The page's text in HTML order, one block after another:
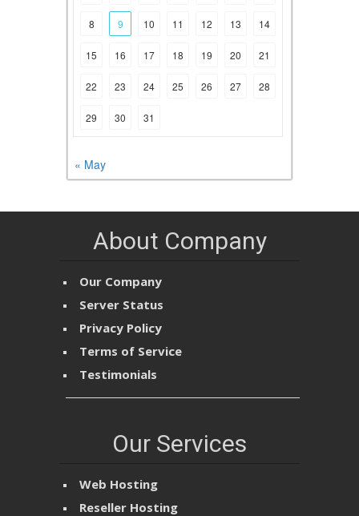
8 9 10 11 12 13 14
15 16 17 18 19 20 21
22 23 24 25 26 27 28
29 30 31
« May
About Company
Our Company
Server Status
Privacy Policy
Terms of Service
Testimonials
Our Services
Web Hosting
Reseller Hosting